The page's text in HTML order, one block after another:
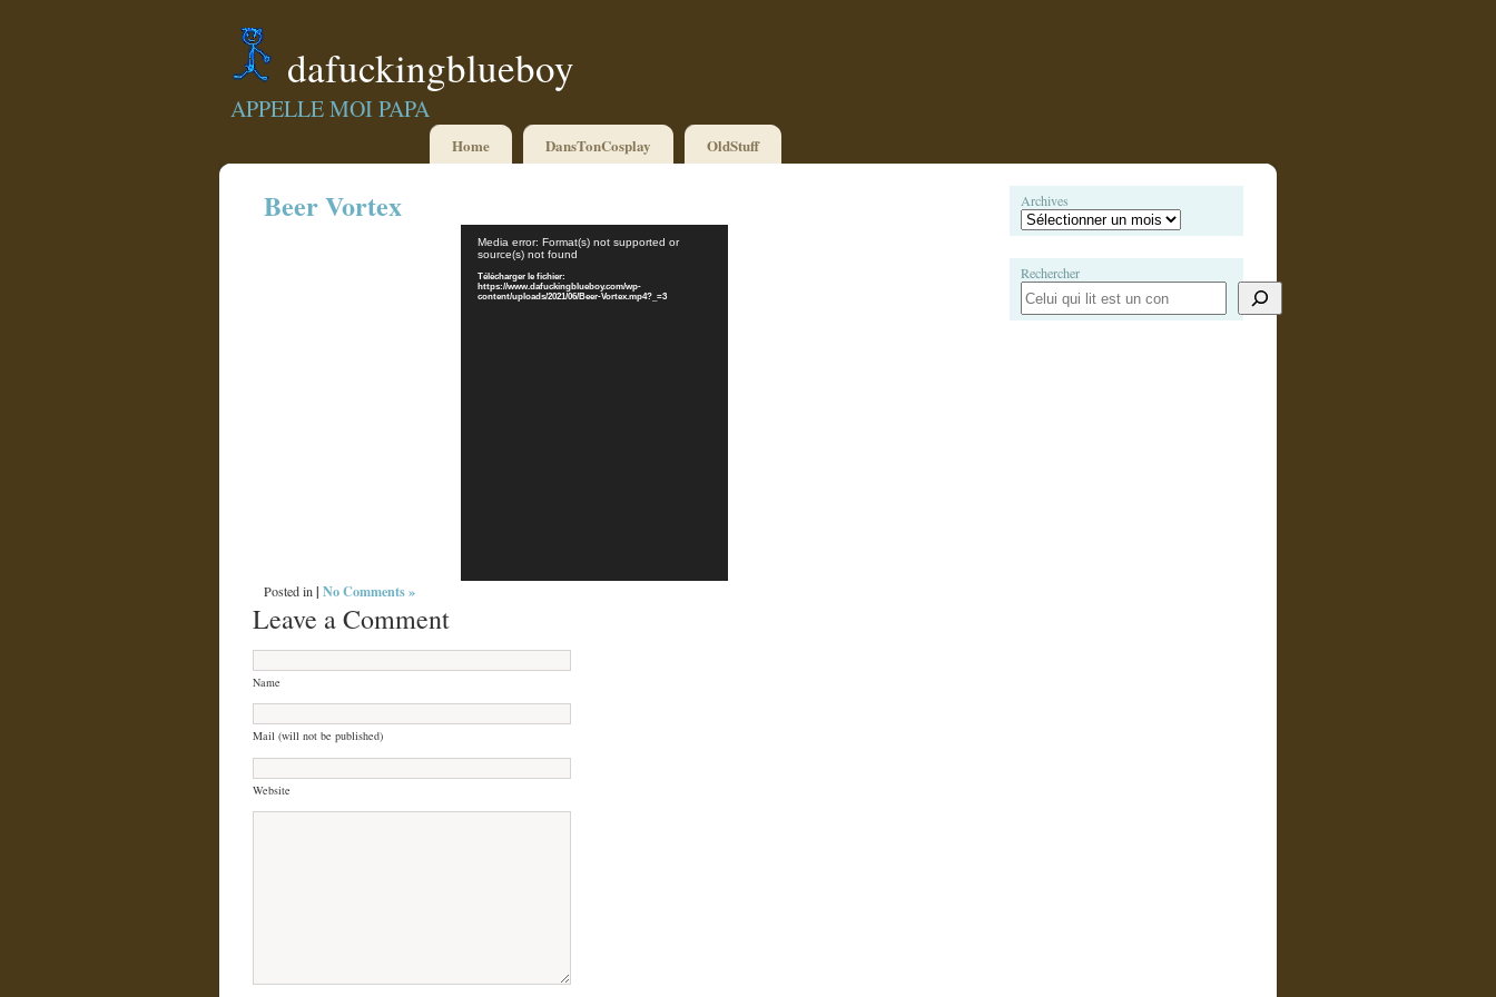
dafuckingblueboy
APPELLE MOI PAPA
Home DansTonCosplay OldStuff
Beer Vortex
vidéo
Media error: Format(s) not supported or
source(s) not found
Télécharger le fichier:
https://www.dafuckingblueboy.com/wp-
content/uploads/2021/06/Beer-Vortex.mp4?_=3
Posted in| No Comments »
Leave a Comment
Name
Mail (will not be published)
Website
Archives
Rechercher